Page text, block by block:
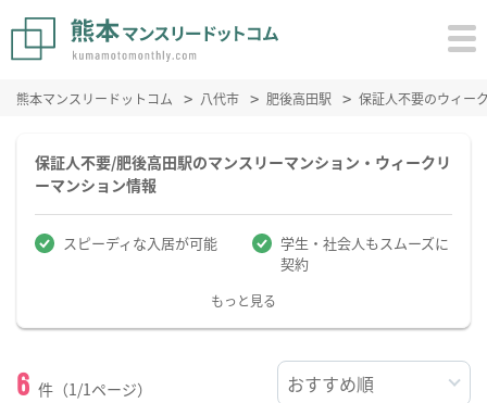
熊本マンスリードットコム 八代市 肥後高田駅 保証人不要のウィー
保証人不要/肥後高田駅のマンスリーマンション・ウィークリ
ーマンション情報
スピーディな入居が可能
学生・社会人もスムーズに
契約
もっと見る
6 件（1/1ページ）